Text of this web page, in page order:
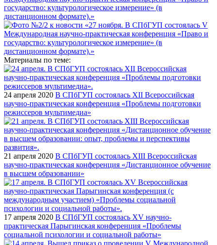
Материалы по теме:
24 апреля 2020 В СПбГУП состоялась XII Всероссийская
научно-практическая конференция «Проблемы подготовки
режиссеров мультимедиа»
21 апреля 2020 В СПбГУП состоялась XIII Всероссийская
научно-практическая конференция «Дистанционное обучение
в высшем образовании»
17 апреля 2020 В СПбГУП состоялась XV научно-
практическая Парыгинская конференция «Проблемы
социальной психологии и социальной работы»